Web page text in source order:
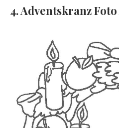
4. Adventskranz